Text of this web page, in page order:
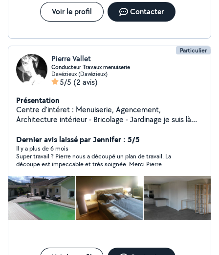
Voir le profil Contacter
Particulier
Pierre Vallet
Conducteur Travaux menuiserie
Davézieux (Davézieux)
5/5 (2 avis)
Présentation
Centre d'intéret : Menuiserie, Agencement,
Architecture intérieur - Bricolage - Jardinage je suis là
conception intérieur et extérieur.
Dernier avis laissé par Jennifer : 5/5
Il y a plus de 6 mois
Super travail ? Pierre nous a découpé un plan de travail. La
découpe est impeccable et très soignée. Merci Pierre